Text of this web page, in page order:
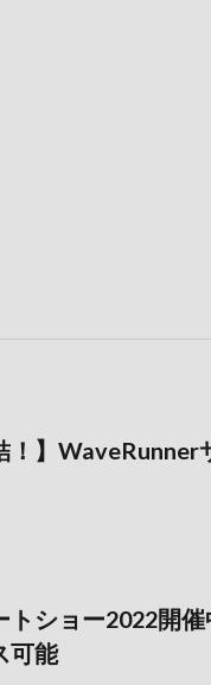
！】WaveRunner
トショー2022開
可能